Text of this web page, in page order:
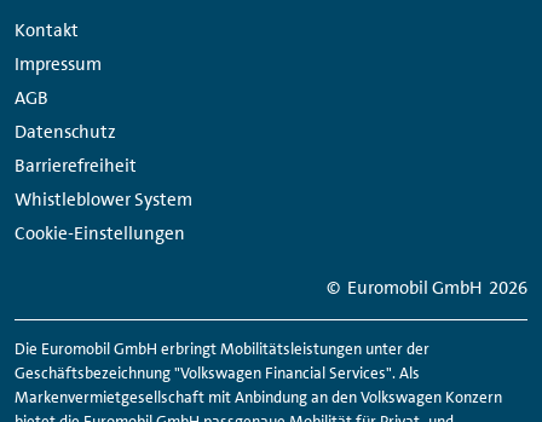
Kontakt
Impressum
AGB
Datenschutz
Barrierefreiheit
Whistleblower System
Cookie-Einstellungen
Links
© Euromobil GmbH 2026
Die Euromobil GmbH erbringt Mobilitätsleistungen unter der
Geschäftsbezeichnung "Volkswagen Financial Services". Als
Markenvermietgesellschaft mit Anbindung an den Volkswagen Konzern